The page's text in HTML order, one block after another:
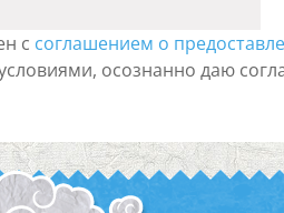
с соглашением о
осознанно даю